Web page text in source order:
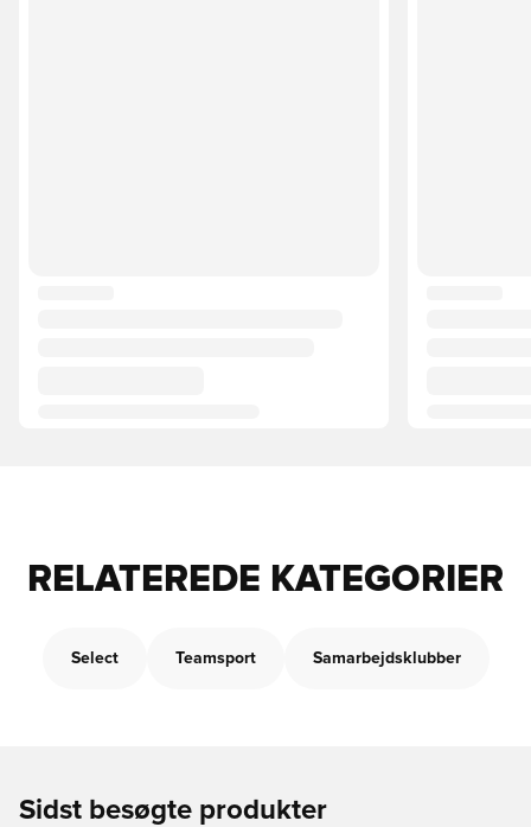
RELATEREDE KATEGORIER
Select Teamsport Samarbejdsklubber
Sidst besøgte produkter